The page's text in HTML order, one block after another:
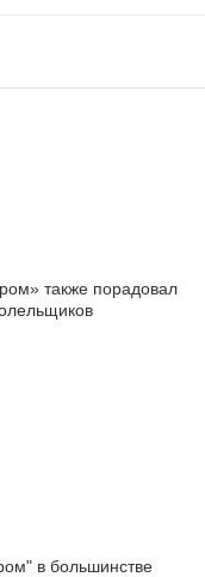
также порадовал
в большинстве